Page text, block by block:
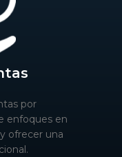
por
enfoques en
ofrecer una